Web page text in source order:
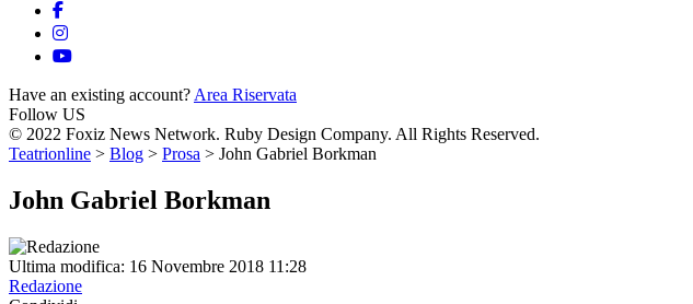
Have an existing account? Area Riservata
Follow US
© 2022 Foxiz News Network. Ruby Design Company. All Rights Reserved.
Teatrionline > Blog > Prosa > John Gabriel Borkman
John Gabriel Borkman
Ultima modifica: 16 Novembre 2018 11:28
Redazione